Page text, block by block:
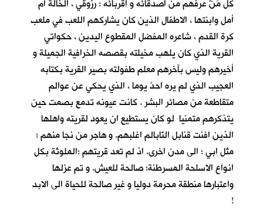
كلَّ مَنْ عرفهم من اصدقائه و اقربائه : رزوقي ، الخالة أم
أمل وابنتها ، الاطفال الذين كان يشاركهم اللعب في ملعب
كرة القدم ، شاعره المفضل المقطوع اليدين ، حكواتي
القرية الذي كان يلهب مخيلته بقصصه الخرافية الجميلة و
أخيرهم وليس بآخرهم معلم طفولته بصير القرية بكتابه
العجيب الذي لم يره احدٌ يوما ، الذي يحكي عن عوالم
متقاطعة من مصائر البشر . كانت عيونه تدمع بصمت حين
يتذكرهم متمنيا لو كان يستطيع ان يعود لقريته واهلها
الذين افنت قنابل النّابالم اغلبهم. و هاجر من نجا منهم ؛
مثل ابي ؛ الى مدن اخرى. اذ لم تعد قريتهم ؛الملوثة بكل
انواع الاسلحة المسرطنة؛ صالحة للعيش. و تم عزلها
واعتبارها منطقة محرمة دوليا و غير صالحة للحياة الى الابد
!